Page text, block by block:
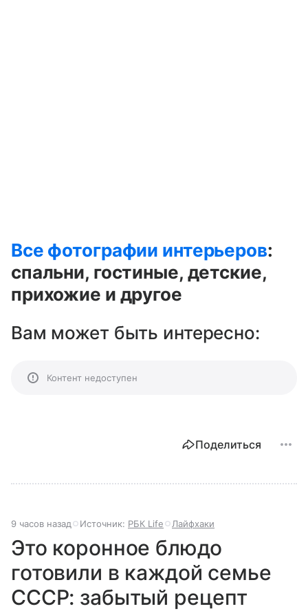
Все фотографии интерьеров:
спальни, гостиные, детские,
прихожие и другое
Вам может быть интересно:
Контент недоступен
Поделиться
9 часов назад Источник: РБК Life Лайфхаки
Это коронное блюдо
готовили в каждой семье
СССР: забытый рецепт